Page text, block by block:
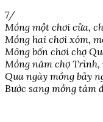
7/
Mồng một chơi cửa,
Mồng hai chơi xóm,
Mông bốn chơi chợ
Mồng năm chợ Trình,
Qua ngày mồng bảy
Bước sang mồng tám